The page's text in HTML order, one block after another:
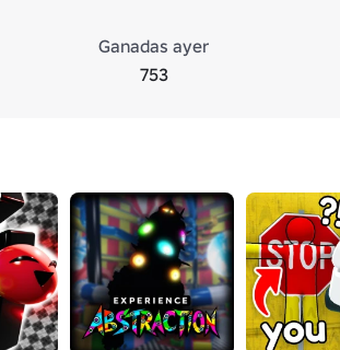
Ganadas ayer
753